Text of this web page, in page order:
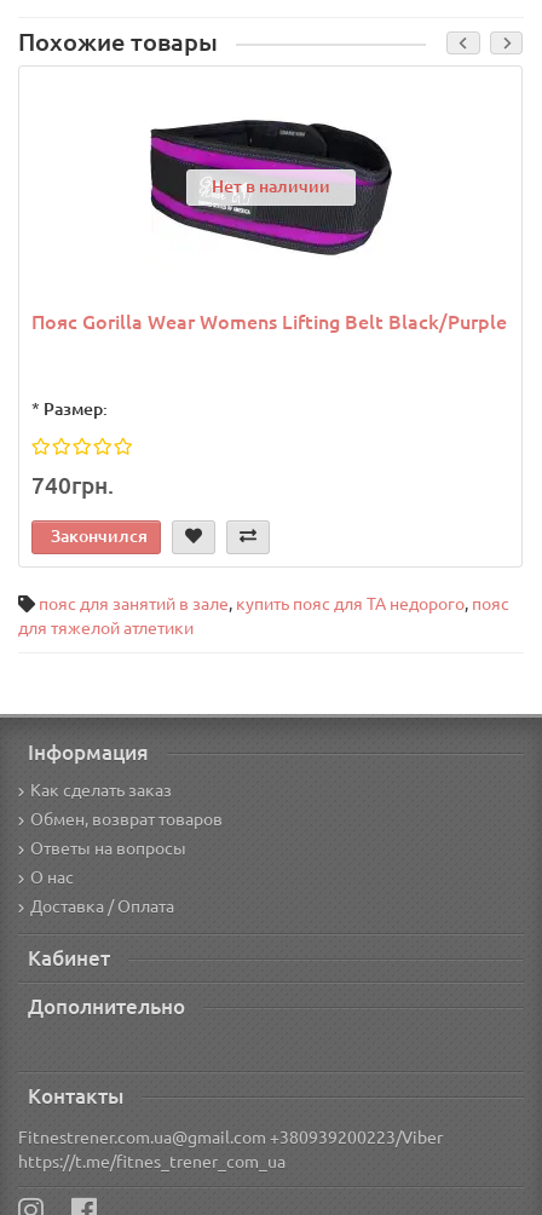
Похожие товары
Нет в наличии
Пояс Gorilla Wear Womens Lifting Belt Black/Purple
* Размер:
740грн.
Закончился
пояс для занятий в зале, купить пояс для ТА недорого, пояс
для тяжелой атлетики
Інформация
Как сделать заказ
Обмен, возврат товаров
Ответы на вопросы
О нас
Доставка / Оплата
Кабинет
Дополнительно
Контакты
Fitnestrener.com.ua@gmail.com +380939200223/Viber
https://t.me/fitnes_trener_com_ua